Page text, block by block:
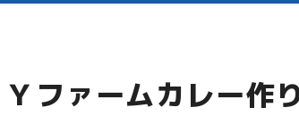
ァームカレー作